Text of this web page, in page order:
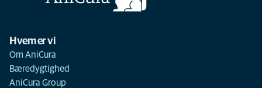
Hvem er vi
Om AniCura
Bæredygtighed
AniCura Group